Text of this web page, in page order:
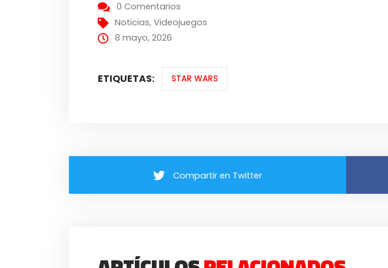
0 Comentarios
Noticias,Videojuegos
8 mayo, 2026
ETIQUETAS: STAR WARS
Compartir en Twitter